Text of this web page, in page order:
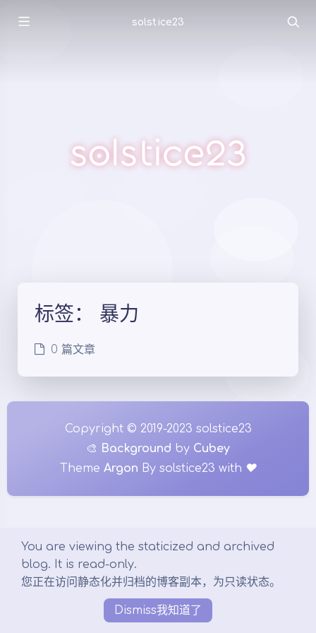
solstice23
Sans Serif
浅阴影 深阴影
标签： 暴力
0 篇文章
Copyright © 2019-2023 solstice23
🎨 Background by Cubey
Theme Argon By solstice23 with ♥
You are viewing the staticized and archived
blog. It is read-only.
您正在访问静态化并归档的博客副本，为只读状态。
Dismiss我知道了